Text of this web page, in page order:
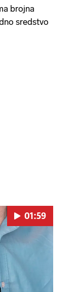
brojna
sredstvo
01:59